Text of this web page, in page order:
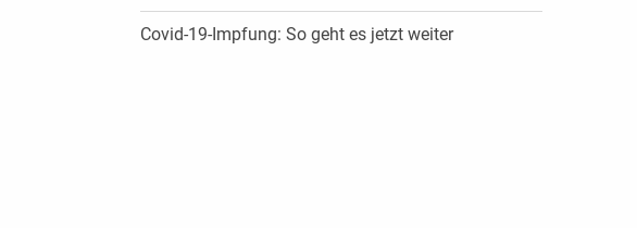
Covid-19-Impfung: So geht es jetzt weiter